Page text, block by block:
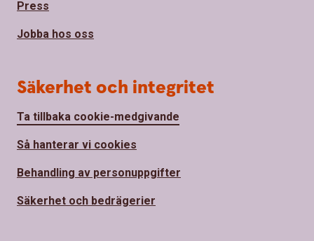
Press
Jobba hos oss
Säkerhet och integritet
Ta tillbaka cookie-medgivande
Så hanterar vi cookies
Behandling av personuppgifter
Säkerhet och bedrägerier